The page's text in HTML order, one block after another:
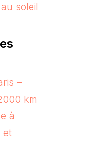
soleil
–
km
à
et